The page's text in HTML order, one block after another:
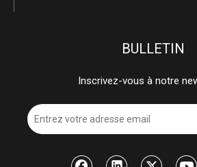
BULLETIN
Inscrivez-vous à notre